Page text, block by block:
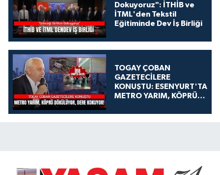
Dokuyoruz": İTHİB ve
İTML'den Tekstil
Eğitiminde Dev İş Birliği
TOGAY ÇOBAN
GAZETECİLERE
KONUŞTU: ESENYURT'TA
METRO YARIM, KÖPRÜ
KOKUYOR!